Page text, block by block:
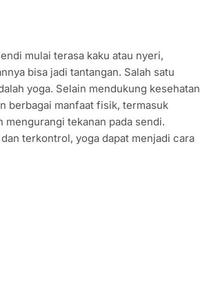
mulai terasa kaku atau nyeri,
bisa jadi tantangan. Salah satu
yoga. Selain mendukung kesehatan
berbagai manfaat fisik, termasuk
tekanan pada sendi.
terkontrol, yoga dapat menjadi cara